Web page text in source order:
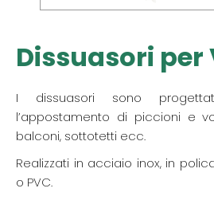
Dissuasori
I dissuasori sono
l’appostamento di piccioni e
balconi, sottotetti ecc.
Realizzati in acciaio inox, in
o PVC.